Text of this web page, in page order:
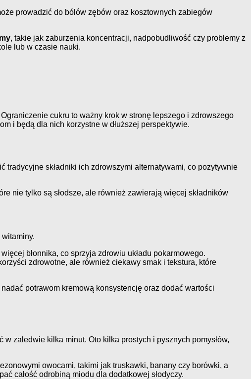
prowadzić do bólów zębów oraz kosztownych zabiegów
, takie jak zaburzenia koncentracji, nadpobudliwość czy problemy z
lub w czasie nauki.
cukru to ważny krok w stronę lepszego i zdrowszego
i będą dla nich korzystne w dłuższej perspektywie.
składniki ich zdrowszymi alternatywami, co pozytywnie
nie tylko są słodsze, ale również zawierają więcej składników
błonnika, co sprzyja zdrowiu układu pokarmowego.
zdrowotne, ale również ciekawy smak i tekstura, które
potrawom kremową konsystencję oraz dodać wartości
zaledwie kilka minut. Oto kilka prostych i pysznych pomysłów,
owocami, takimi jak truskawki, banany czy borówki, a
całość odrobiną miodu dla dodatkowej słodyczy.